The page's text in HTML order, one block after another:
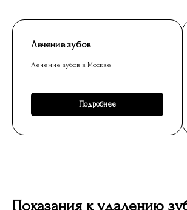
Лечение зубов
Лечение зубов в Москве
Подробнее
Показания к удалению